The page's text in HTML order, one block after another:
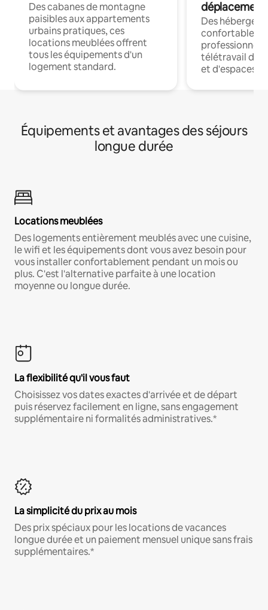
Des cabanes de montagne
paisibles aux appartements
urbains pratiques, ces
locations meublées offrent
tous les équipements d'un
logement standard.
déplacement
Des
confortables
professionnels
télétravail
et d'espaces
Équipements et avantages des séjours
longue durée
Locations meublées
Des logements entièrement meublés avec une cuisine,
le wifi et les équipements dont vous avez besoin pour
vous installer confortablement pendant un mois ou
plus. C'est l'alternative parfaite à une location
moyenne ou longue durée.
La flexibilité qu'il vous faut
Choisissez vos dates exactes d'arrivée et de départ
puis réservez facilement en ligne, sans engagement
supplémentaire ni formalités administratives.*
La simplicité du prix au mois
Des prix spéciaux pour les locations de vacances
longue durée et un paiement mensuel unique sans frais
supplémentaires.*